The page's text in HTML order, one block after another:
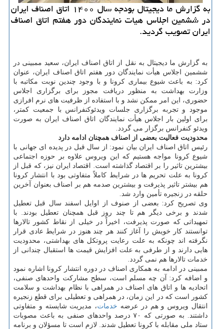
به گزارش ما دیجیتال بودجه سال ۱۴۰۰ اتاق اصناف ایران
در ششمین اجلاس هیات نمایندگان دور هفتم اتاق اصناف
ایران تصویب گردید.
به گزارش ما دیجیتال به نقل از اتاق اصناف ایران، سعید ممبینی در
ششمین اجلاس هیأت نمایندگان دور هفتم اتاق اصناف ایران، عنوان
کرد: به باعث شیوع بیماری کرونا و با وجود چندین نوبت مکاتبه با
وزارت بهداشت به منظور دریافت مجوز برای برگزاری اجلاس
حضوری، این امر ممکن نشد و با استفاده از ظرفیت های نرم افرازی
موجود و تجربه برگزاری جلسات ویدئوکنفرانس با جمعیت کمتر،
برای اولین بار اجلاس هیأت نمایندگان اتاق اصناف ایران به صورت
ویدئو کنفرانس برگزار می گردد.
محدودیت فعالیت بعضی از اصناف همچنان ادامه دارد
رئیس اتاق اصناف ایران بیان نمود: از سال قبل در پدیده ای جهانی با
شیوع کرونا مواجه هستیم که این ویروس علاوه بر حوزه اجتماعی
بیشترین تاثیر را بر اقتصاد گذاشته است. اقتصاد ایران نیز، که قبل از
کرونا به علت تحریم ها در شرایط کاملاً متفاوتی بود با انتشار کرونا
هم بیشتر تاثیر پذیرفت و بیشترین صدمه هم بر اصناف بعنوان آخرین
حلقه در زنجیره تأمین وارد شد.
وی تصریح کرد: بعضی از صنوف از اوایل اسفند سال قبل تعطیل
شدند و برخی دیگر هم تا چند روز قبل همچنان تعطیل بودند. با
تمهیداتی که صورت پذیرفت، اخیراً در خیلی از نقاط کشور تالارها
توانستند کار خویش را آغاز کنند هر چند هنوز در شرایط عادی قرار
نگرفته اند چونکه به علت رعایت پروتکل های بهداشتی، محدودیت
هایی دارند و از طرفی به علت افزایش قیمت ها استقبال چندانی از
خدمات تالارها هم نمی گردد.
ممبینی در ادامه به همکاری اصناف در دوره انتشار کرونا اشاره نمود
و اضافه کرد: آن چه مسلم است، سطح مشارکت واحدهای صنفی،
اتحادیه ها و اتاق های اصناف در همراهی با نظام بهداشت و سلامت
کشور است که در این زمان، در همراهی و تعطیلی برای قطع زنجیره
انتقال ویروس و هم در عرضه خدمات، مدیریت شایسته و متفاوتی
داشتند. به صورتی که ۷۰ درصد واحدهای صنفی به باعث مصوبات
ستاد ملی مقابله با کرونا تعطیل شدند. لازم است تا مسؤلان و برنامه